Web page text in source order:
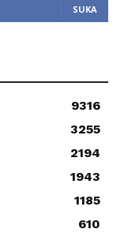
SUKA
9316
3255
2194
1943
1185
610